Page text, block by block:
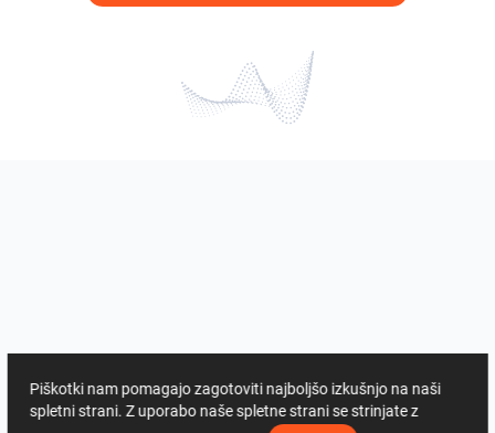
Piškotki nam pomagajo zagotoviti najboljšo izkušnjo na naši
spletni strani. Z uporabo naše spletne strani se strinjate z